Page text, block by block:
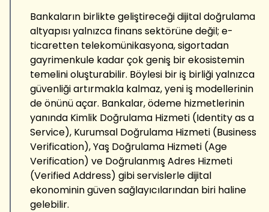
Bankaların birlikte geliştireceği dijital doğrulama
altyapısı yalnızca finans sektörüne değil; e-
ticaretten telekomünikasyona, sigortadan
gayrimenkule kadar çok geniş bir ekosistemin
temelini oluşturabilir. Böylesi bir iş birliği yalnızca
güvenliği artırmakla kalmaz, yeni iş modellerinin
de önünü açar. Bankalar, ödeme hizmetlerinin
yanında Kimlik Doğrulama Hizmeti (Identity as a
Service), Kurumsal Doğrulama Hizmeti (Business
Verification), Yaş Doğrulama Hizmeti (Age
Verification) ve Doğrulanmış Adres Hizmeti
(Verified Address) gibi servislerle dijital
ekonominin güven sağlayıcılarından biri haline
gelebilir.